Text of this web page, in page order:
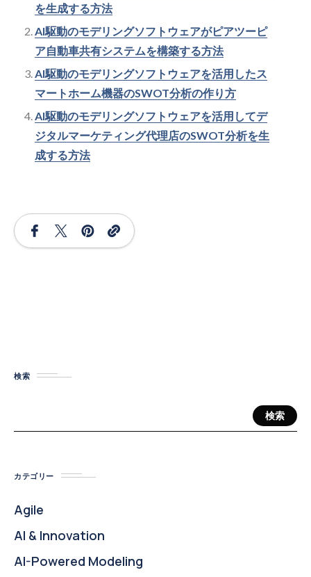
を生成する方法
AI駆動のモデリングソフトウェアがピアツーピ
ア自動車共有システムを構築する方法
AI駆動のモデリングソフトウェアを活用したス
マートホーム機器のSWOT分析の作り方
AI駆動のモデリングソフトウェアを活用してデ
ジタルマーケティング代理店のSWOT分析を生
成する方法
検索
検索
カテゴリー
Agile
AI & Innovation
AI-Powered Modeling